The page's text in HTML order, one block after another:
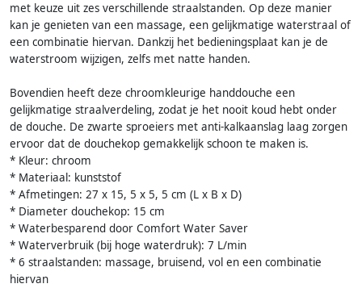
met keuze uit zes verschillende straalstanden. Op deze manier
kan je genieten van een massage, een gelijkmatige waterstraal of
een combinatie hiervan. Dankzij het bedieningsplaat kan je de
waterstroom wijzigen, zelfs met natte handen.
Bovendien heeft deze chroomkleurige handdouche een
gelijkmatige straalverdeling, zodat je het nooit koud hebt onder
de douche. De zwarte sproeiers met anti-kalkaanslag laag zorgen
ervoor dat de douchekop gemakkelijk schoon te maken is.
* Kleur: chroom
* Materiaal: kunststof
* Afmetingen: 27 x 15, 5 x 5, 5 cm (L x B x D)
* Diameter douchekop: 15 cm
* Waterbesparend door Comfort Water Saver
* Waterverbruik (bij hoge waterdruk): 7 L/min
* 6 straalstanden: massage, bruisend, vol en een combinatie
hiervan